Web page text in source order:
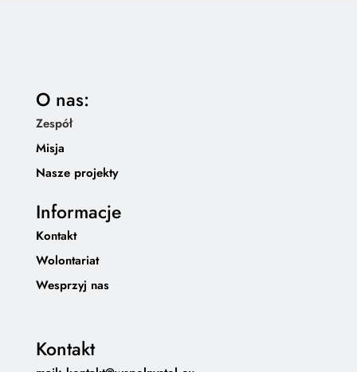
O nas:
Zespół
Misja
Nasze projekty
Informacje
Kontakt
Wolontariat
Wesprzyj nas
Kontakt